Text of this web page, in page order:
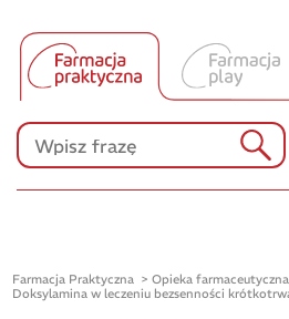
Produkty
Farmacja Praktyczna
Opieka farmaceutyczna
Doksylamina w leczeniu bezsenności